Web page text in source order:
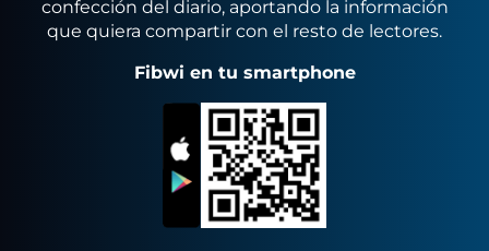
confección del diario, aportando la información
que quiera compartir con el resto de lectores.
Fibwi en tu smartphone